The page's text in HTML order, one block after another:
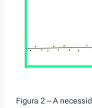
Figura 2 – A